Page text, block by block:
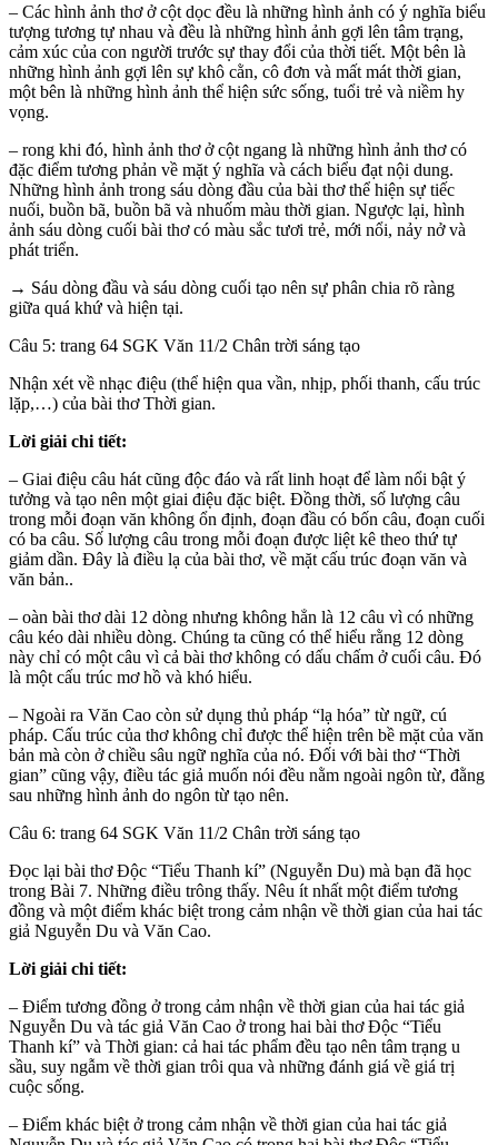
– Các hình ảnh thơ ở cột dọc đều là những hình ảnh có ý nghĩa biểu
tượng tương tự nhau và đều là những hình ảnh gợi lên tâm trạng,
cảm xúc của con người trước sự thay đổi của thời tiết. Một bên là
những hình ảnh gợi lên sự khô cằn, cô đơn và mất mát thời gian,
một bên là những hình ảnh thể hiện sức sống, tuổi trẻ và niềm hy
vọng.
– rong khi đó, hình ảnh thơ ở cột ngang là những hình ảnh thơ có
đặc điểm tương phản về mặt ý nghĩa và cách biểu đạt nội dung.
Những hình ảnh trong sáu dòng đầu của bài thơ thể hiện sự tiếc
nuối, buồn bã, buồn bã và nhuốm màu thời gian. Ngược lại, hình
ảnh sáu dòng cuối bài thơ có màu sắc tươi trẻ, mới nổi, nảy nở và
phát triển.
→ Sáu dòng đầu và sáu dòng cuối tạo nên sự phân chia rõ ràng
giữa quá khứ và hiện tại.
Câu 5: trang 64 SGK Văn 11/2 Chân trời sáng tạo
Nhận xét về nhạc điệu (thể hiện qua vần, nhịp, phối thanh, cấu trúc
lặp,…) của bài thơ Thời gian.
Lời giải chi tiết:
– Giai điệu câu hát cũng độc đáo và rất linh hoạt để làm nổi bật ý
tưởng và tạo nên một giai điệu đặc biệt. Đồng thời, số lượng câu
trong mỗi đoạn văn không ổn định, đoạn đầu có bốn câu, đoạn cuối
có ba câu. Số lượng câu trong mỗi đoạn được liệt kê theo thứ tự
giảm dần. Đây là điều lạ của bài thơ, về mặt cấu trúc đoạn văn và
văn bản..
– oàn bài thơ dài 12 dòng nhưng không hẳn là 12 câu vì có những
câu kéo dài nhiều dòng. Chúng ta cũng có thể hiểu rằng 12 dòng
này chỉ có một câu vì cả bài thơ không có dấu chấm ở cuối câu. Đó
là một cấu trúc mơ hồ và khó hiểu.
– Ngoài ra Văn Cao còn sử dụng thủ pháp “lạ hóa” từ ngữ, cú
pháp. Cấu trúc của thơ không chỉ được thể hiện trên bề mặt của văn
bản mà còn ở chiều sâu ngữ nghĩa của nó. Đối với bài thơ “Thời
gian” cũng vậy, điều tác giả muốn nói đều nằm ngoài ngôn từ, đằng
sau những hình ảnh do ngôn từ tạo nên.
Câu 6: trang 64 SGK Văn 11/2 Chân trời sáng tạo
Đọc lại bài thơ Độc “Tiểu Thanh kí” (Nguyễn Du) mà bạn đã học
trong Bài 7. Những điều trông thấy. Nêu ít nhất một điểm tương
đồng và một điểm khác biệt trong cảm nhận về thời gian của hai tác
giả Nguyễn Du và Văn Cao.
Lời giải chi tiết:
– Điểm tương đồng ở trong cảm nhận về thời gian của hai tác giả
Nguyễn Du và tác giả Văn Cao ở trong hai bài thơ Độc “Tiểu
Thanh kí” và Thời gian: cả hai tác phẩm đều tạo nên tâm trạng u
sầu, suy ngẫm về thời gian trôi qua và những đánh giá về giá trị
cuộc sống.
– Điểm khác biệt ở trong cảm nhận về thời gian của hai tác giả